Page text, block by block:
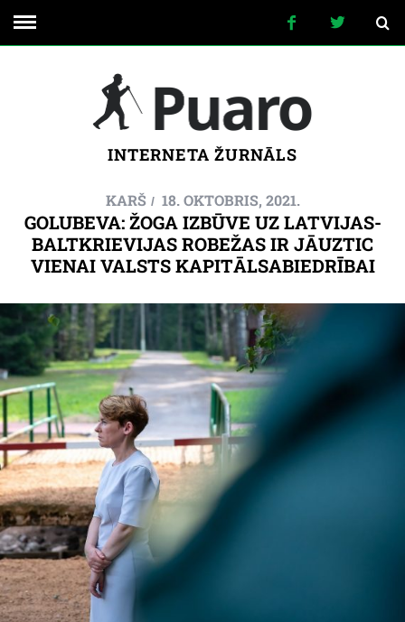
INTERNETA ŽURNĀLS
KARŠ 18. OKTOBRIS, 2021.
GOLUBEVA: ŽOGA IZBŪVE UZ LATVIJAS-
BALTKRIEVIJAS ROBEŽAS IR JĀUZTIC
VIENAI VALSTS KAPITĀLSABIEDRĪBAI